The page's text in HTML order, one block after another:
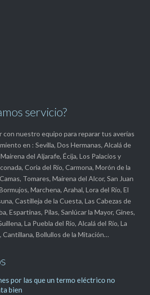
servicio?
con nuestro equipo para reparar tus averías
en : Sevilla, Dos Hermanas, Alcalá de
del Aljarafe, Écija, Los Palacios y
Coria del Río, Carmona, Morón de la
Tomares, Mairena del Alcor, San Juan
Marchena, Arahal, Lora del Río, El
Castilleja de la Cuesta, Las Cabezas de
Espartinas, Pilas, Sanlúcar la Mayor, Gines,
La Puebla del Río, Alcalá del Río, La
Cantillana, Bollullos de la Mitación…
por las que un termo eléctrico no
bien